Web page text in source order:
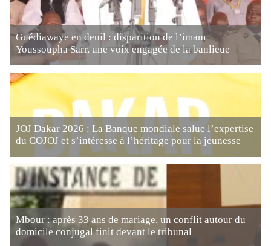
Guédiawaye en deuil : disparition de l’imam
Youssoupha Sarr, une voix engagée de la banlieue
JOJ Dakar 2026 : La Banque mondiale salue l’expertise
du COJOJ et s’intéresse à l’héritage pour la jeunesse
Mbour : après 33 ans de mariage, un conflit autour du
domicile conjugal finit devant le tribunal